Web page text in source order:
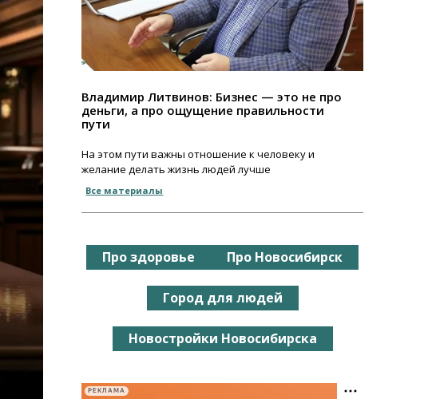
Владимир Литвинов: Бизнес — это не про
деньги, а про ощущение правильности
пути
На этом пути важны отношение к человеку и
желание делать жизнь людей лучше
Все материалы
Про здоровье Про Новосибирск
Город для людей
Новостройки Новосибирска
РЕКЛАМА